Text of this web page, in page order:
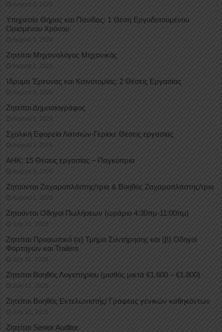
August 3, 2026
Υπηρεσία Θήρας και Πανίδας: 1 Θέση Eργοδοτουμένου
Oρισμένου Xρόνου
August 3, 2026
Ζητείται Μηχανολόγος Μηχανικός
August 3, 2026
Ίδρυμα Έρευνας και Καινοτομίας: 2 Θέσεις Εργασίας
August 3, 2026
Ζητείται Δημοσιογράφος
August 3, 2026
Σχολική Εφορεία Λατσιών-Γερίου: Θέσεις εργασίας
August 3, 2026
ΑΗΚ: 15 Θέσεις εργασίας – Παγκύπρια
August 3, 2026
Ζητούνται Ζαχαροπλάστης/τρια & Βοηθός Ζαχαροπλάστης/τρια
August 1, 2026
Ζητούνται Οδηγοί Πωλήσεων (ωράριο 4:30πμ-11:00πμ)
July 31, 2026
Ζητείται Προσωπικό (α) Τμήμα Συντήρησης και (β) Οδηγοί
Φορτηγών και Trailers
July 31, 2026
Ζητείται Βοηθός Λογιστηρίου (μισθός μικτά €1.600 – €1.800)
July 31, 2026
Ζητείται Βοηθός Εκτελωνιστής/ Γραφέας γενικών καθηκόντων
July 31, 2026
Ζητείται Senior Auditor